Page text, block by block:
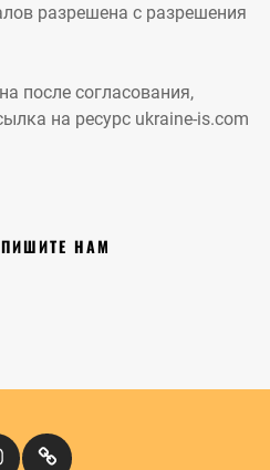
разрешена с разрешения
после согласования,
на ресурс ukraine-is.com
НАМ
Кіномандри